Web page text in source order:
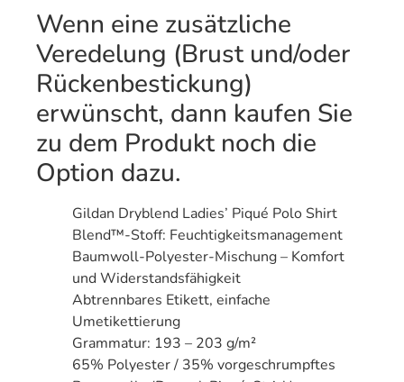
Wenn eine zusätzliche
Veredelung (Brust und/oder
Rückenbestickung)
erwünscht, dann kaufen Sie
zu dem Produkt noch die
Option dazu.
Gildan Dryblend Ladies’ Piqué Polo Shirt
Blend™-Stoff: Feuchtigkeitsmanagement
Baumwoll-Polyester-Mischung – Komfort
und Widerstandsfähigkeit
Abtrennbares Etikett, einfache
Umetikettierung
Grammatur: 193 – 203 g/m²
65% Polyester / 35% vorgeschrumpftes